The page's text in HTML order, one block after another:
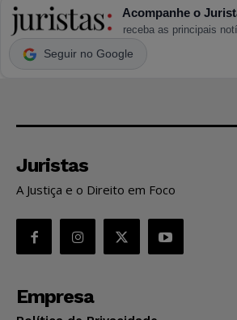
Acompanhe o
receba as principais
Seguir no Google
Juristas
A Justiça e o Direito em Foco
Empresa